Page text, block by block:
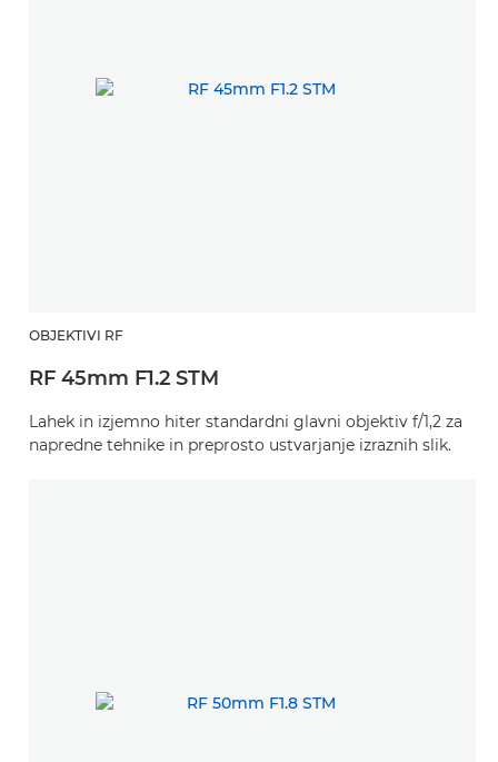
OBJEKTIVI RF
RF 45mm F1.2 STM
Lahek in izjemno hiter standardni glavni objektiv f/1,2 za
napredne tehnike in preprosto ustvarjanje izraznih slik.